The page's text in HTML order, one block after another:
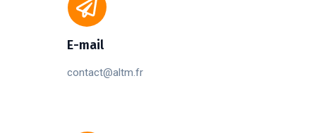
E-mail
contact@altm.fr